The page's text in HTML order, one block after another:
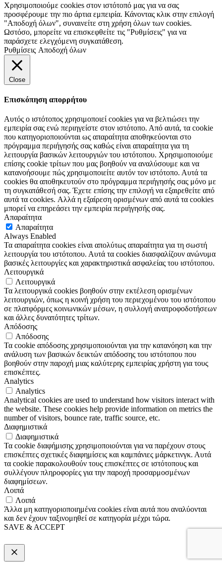
Χρησιμοποιούμε cookies στον ιστότοπό μας για να σας
προσφέρουμε την πιο άρτια εμπειρία. Κάνοντας κλικ στην επιλογή
"Αποδοχή όλων", συναινείτε στη χρήση όλων των cookies.
Ωστόσο, μπορείτε να επισκεφθείτε τις "Ρυθμίσεις" για να
παράσχετε ελεγχόμενη συγκατάθεση.
Ρυθμίσεις Αποδοχή όλων
Close
Επισκόπηση απορρήτου
Αυτός ο ιστότοπος χρησιμοποιεί cookies για να βελτιώσει την
εμπειρία σας ενώ περιηγείστε στον ιστότοπο. Από αυτά, τα cookie
που κατηγοριοποιούνται ως απαραίτητα αποθηκεύονται στο
πρόγραμμα περιήγησής σας καθώς είναι απαραίτητα για τη
λειτουργία βασικών λειτουργιών του ιστότοπου. Χρησιμοποιούμε
επίσης cookie τρίτων που μας βοηθούν να αναλύσουμε και να
κατανοήσουμε πώς χρησιμοποιείτε αυτόν τον ιστότοπο. Αυτά τα
cookies θα αποθηκευτούν στο πρόγραμμα περιήγησής σας μόνο με
τη συγκατάθεσή σας. Έχετε επίσης την επιλογή να εξαιρεθείτε από
αυτά τα cookies. Αλλά η εξαίρεση ορισμένων από αυτά τα cookies
μπορεί να επηρεάσει την εμπειρία περιήγησής σας.
Απαραίτητα
Απαραίτητα
Always Enabled
Τα απαραίτητα cookies είναι απολύτως απαραίτητα για τη σωστή
λειτουργία του ιστότοπου. Αυτά τα cookies διασφαλίζουν ανώνυμα
βασικές λειτουργίες και χαρακτηριστικά ασφαλείας του ιστότοπου.
Λειτουργικά
Λειτουργικά
Τα λειτουργικά cookies βοηθούν στην εκτέλεση ορισμένων
λειτουργιών, όπως η κοινή χρήση του περιεχομένου του ιστότοπου
σε πλατφόρμες κοινωνικών μέσων, η συλλογή ανατροφοδοτήσεων
και άλλες δυνατότητες τρίτων.
Απόδοσης
Απόδοσης
Τα cookie απόδοσης χρησιμοποιούνται για την κατανόηση και την
ανάλυση των βασικών δεικτών απόδοσης του ιστότοπου που
βοηθούν στην παροχή μιας καλύτερης εμπειρίας χρήστη για τους
επισκέπτες.
Analytics
Analytics
Analytical cookies are used to understand how visitors interact with
the website. These cookies help provide information on metrics the
number of visitors, bounce rate, traffic source, etc.
Διαφημιστικά
Διαφημιστικά
Τα cookie διαφήμισης χρησιμοποιούνται για να παρέχουν στους
επισκέπτες σχετικές διαφημίσεις και καμπάνιες μάρκετινγκ. Αυτά
τα cookie παρακολουθούν τους επισκέπτες σε ιστότοπους και
συλλέγουν πληροφορίες για την παροχή προσαρμοσμένων
διαφημίσεων.
Λοιπά
Λοιπά
Άλλα μη κατηγοριοποιημένα cookies είναι αυτά που αναλύονται
και δεν έχουν ταξινομηθεί σε κατηγορία μέχρι τώρα.
SAVE & ACCEPT